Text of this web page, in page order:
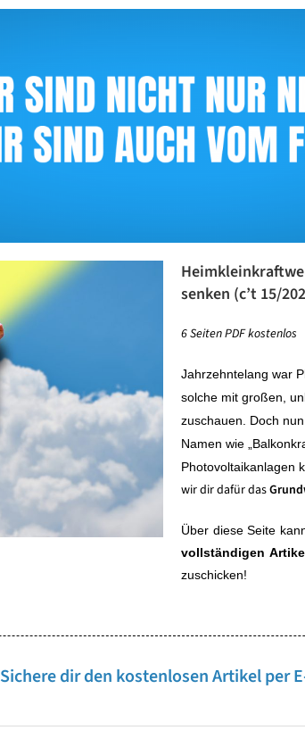
senken (c’t 15/
6 Seiten PDF kostenlos
Jahrzehntelang war
solche mit großen,
zuschauen. Doch
Namen wie
Photovoltaikanlagen
wir dir dafür das
Über diese Seite
vollständigen
zuschicken!
Sichere dir den kostenlosen Artikel per